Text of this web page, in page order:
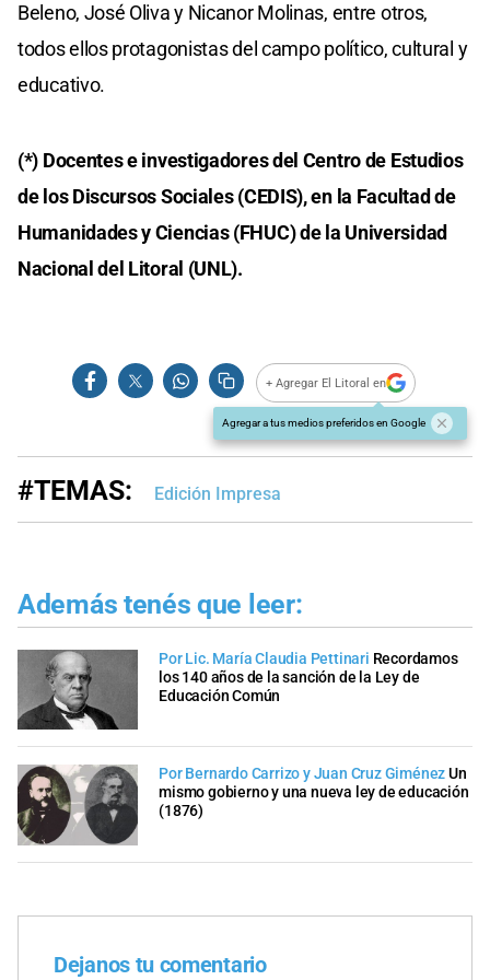
Beleno, José Oliva y Nicanor Molinas, entre otros,
todos ellos protagonistas del campo político, cultural y
educativo.
(*) Docentes e investigadores del Centro de Estudios
de los Discursos Sociales (CEDIS), en la Facultad de
Humanidades y Ciencias (FHUC) de la Universidad
Nacional del Litoral (UNL).
+ Agregar El Litoral en
Agregar a tus medios preferidos en Google
#TEMAS: Edición Impresa
Además tenés que leer:
Por Lic. María Claudia Pettinari Recordamos
los 140 años de la sanción de la Ley de
Educación Común
Por Bernardo Carrizo y Juan Cruz GiménezUn
mismo gobierno y una nueva ley de educación
(1876)
Dejanos tu comentario